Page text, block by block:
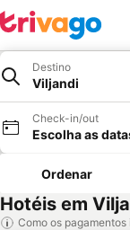
Destino
Viljandi
Check-in/out
Escolha as
Ordenar
Hotéis em
Como os